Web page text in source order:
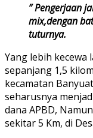
” Pengerjaan
mix,dengan
tuturnya.
Yang lebih kecewa
sepanjang 1,5
kecamatan
seharusnya
dana APBD,
sekitar 5 Km, di